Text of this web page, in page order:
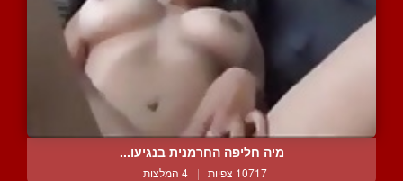
מיה חליפה החרמנית בנגיעו...
10717 צפיות | 4 המלצות